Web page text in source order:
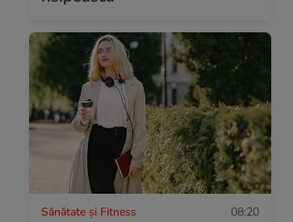
Sănătate și Fitness 08:20